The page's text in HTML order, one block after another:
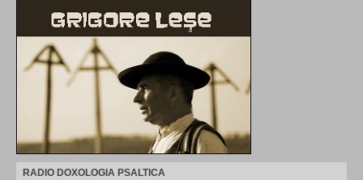
RADIO DOXOLOGIA PSALTICA